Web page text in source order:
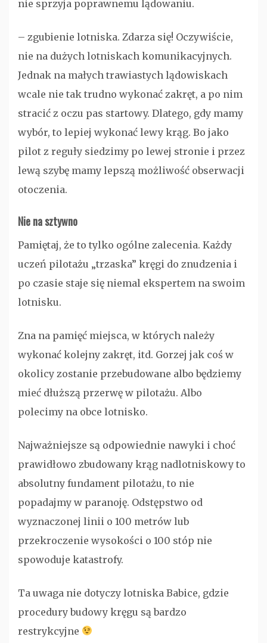
nie sprzyja poprawnemu lądowaniu.
– zgubienie lotniska. Zdarza się! Oczywiście,
nie na dużych lotniskach komunikacyjnych.
Jednak na małych trawiastych lądowiskach
wcale nie tak trudno wykonać zakręt, a po nim
stracić z oczu pas startowy. Dlatego, gdy mamy
wybór, to lepiej wykonać lewy krąg. Bo jako
pilot z reguły siedzimy po lewej stronie i przez
lewą szybę mamy lepszą możliwość obserwacji
otoczenia.
Nie na sztywno
Pamiętaj, że to tylko ogólne zalecenia. Każdy
uczeń pilotażu „trzaska” kręgi do znudzenia i
po czasie staje się niemal ekspertem na swoim
lotnisku.
Zna na pamięć miejsca, w których należy
wykonać kolejny zakręt, itd. Gorzej jak coś w
okolicy zostanie przebudowane albo będziemy
mieć dłuższą przerwę w pilotażu. Albo
polecimy na obce lotnisko.
Najważniejsze są odpowiednie nawyki i choć
prawidłowo zbudowany krąg nadlotniskowy to
absolutny fundament pilotażu, to nie
popadajmy w paranoję. Odstępstwo od
wyznaczonej linii o 100 metrów lub
przekroczenie wysokości o 100 stóp nie
spowoduje katastrofy.
Ta uwaga nie dotyczy lotniska Babice, gdzie
procedury budowy kręgu są bardzo
restrykcyjne